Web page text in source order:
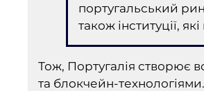
португальський
також інституції,
Тож, Португалія створює
та блокчейн-технологіями.